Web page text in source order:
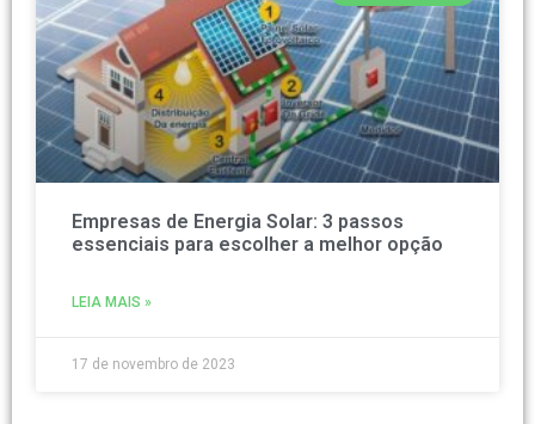
Empresas de Energia Solar: 3 passos
essenciais para escolher a melhor opção
LEIA MAIS »
17 de novembro de 2023